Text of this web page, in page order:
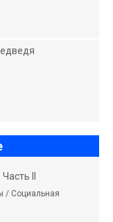
II
/ Социальная